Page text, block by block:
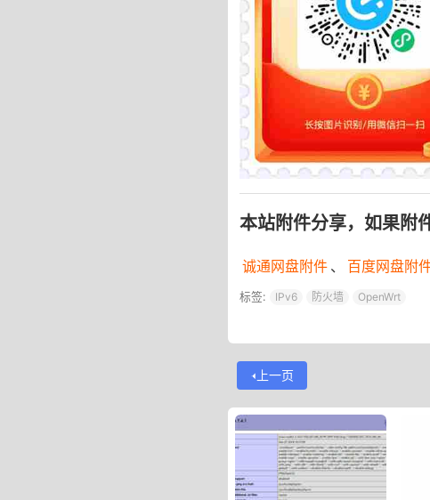
本站附件分享，如果附
诚通网盘附件 、 百度网盘附
标签: IPv6 防火墙
OpenWrt
上一页